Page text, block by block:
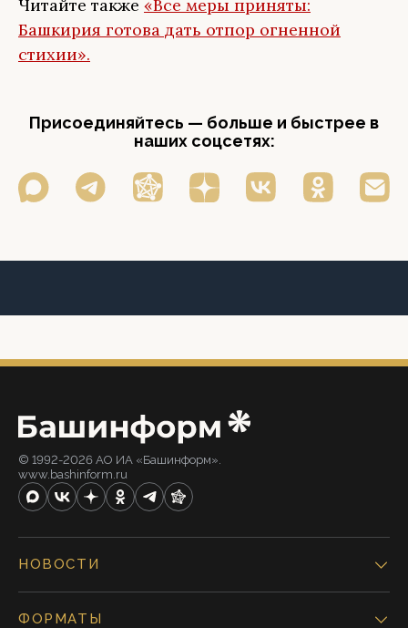
Читайте также «Все меры приняты:
Башкирия готова дать отпор огненной
стихии».
Присоединяйтесь — больше и быстрее в
наших соцсетях:
© 1992-2026 АО ИА «Башинформ».
www.bashinform.ru
НОВОСТИ
ФОРМАТЫ